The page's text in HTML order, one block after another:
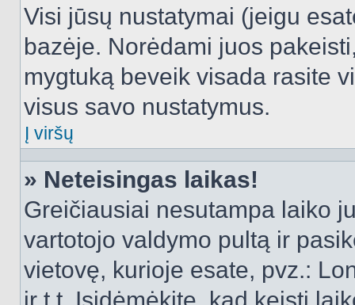
Visi jūsų nustatymai (jeigu
bazėje. Norėdami juos
mygtuką beveik visada rasite
visus savo nustatymus.
Į viršų
» Neteisingas laikas!
Greičiausiai nesutampa laiko
vartotojo valdymo pultą ir
vietovę, kurioje esate, pvz.: